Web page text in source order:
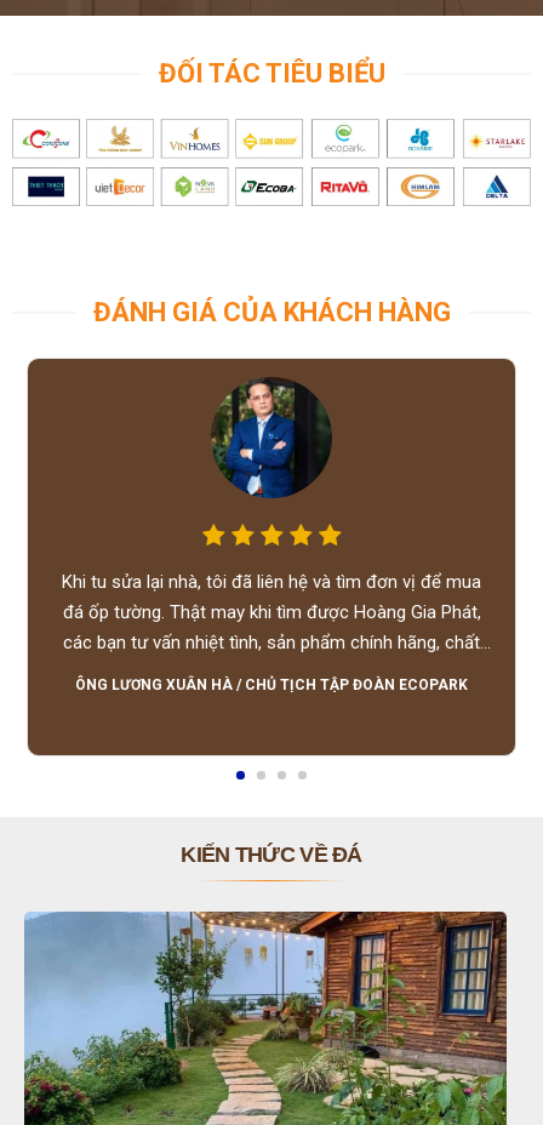
ĐỐI TÁC TIÊU BIỂU
ĐÁNH GIÁ CỦA KHÁCH HÀNG
Khi tu sửa lại nhà, tôi đã liên hệ và tìm đơn vị để mua
đá ốp tường. Thật may khi tìm được Hoàng Gia Phát,
các bạn tư vấn nhiệt tình, sản phẩm chính hãng, chất
lượng tốt, giá hợp lý, hỗ trợ tận tình.
ÔNG LƯƠNG XUÂN HÀ / CHỦ TỊCH TẬP ĐOÀN ECOPARK
KIẾN THỨC VỀ ĐÁ